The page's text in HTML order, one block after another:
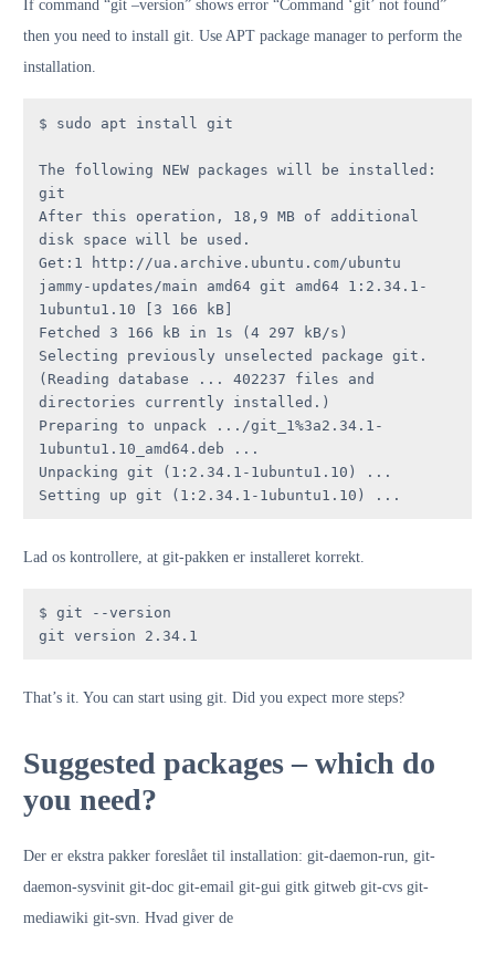
If command “git –version” shows error “Command ‘git’ not found”
then you need to install git. Use APT package manager to perform the
installation.
$ sudo apt install git
The following NEW packages will be installed:
git
After this operation, 18,9 MB of additional
disk space will be used.
Get:1 http://ua.archive.ubuntu.com/ubuntu
jammy-updates/main amd64 git amd64 1:2.34.1-
1ubuntu1.10 [3 166 kB]
Fetched 3 166 kB in 1s (4 297 kB/s)
Selecting previously unselected package git.
(Reading database ... 402237 files and
directories currently installed.)
Preparing to unpack .../git_1%3a2.34.1-
1ubuntu1.10_amd64.deb ...
Unpacking git (1:2.34.1-1ubuntu1.10) ...
Setting up git (1:2.34.1-1ubuntu1.10) ...
Lad os kontrollere, at git-pakken er installeret korrekt.
$ git --version
git version 2.34.1
That’s it. You can start using git. Did you expect more steps?
Suggested packages – which do
you need?
Der er ekstra pakker foreslået til installation: git-daemon-run, git-
daemon-sysvinit git-doc git-email git-gui gitk gitweb git-cvs git-
mediawiki git-svn. Hvad giver de